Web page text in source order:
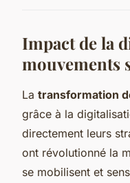
Impact de la
mouvements
La transformation
grâce à la
directement leurs
ont révolutionné la
se mobilisent et